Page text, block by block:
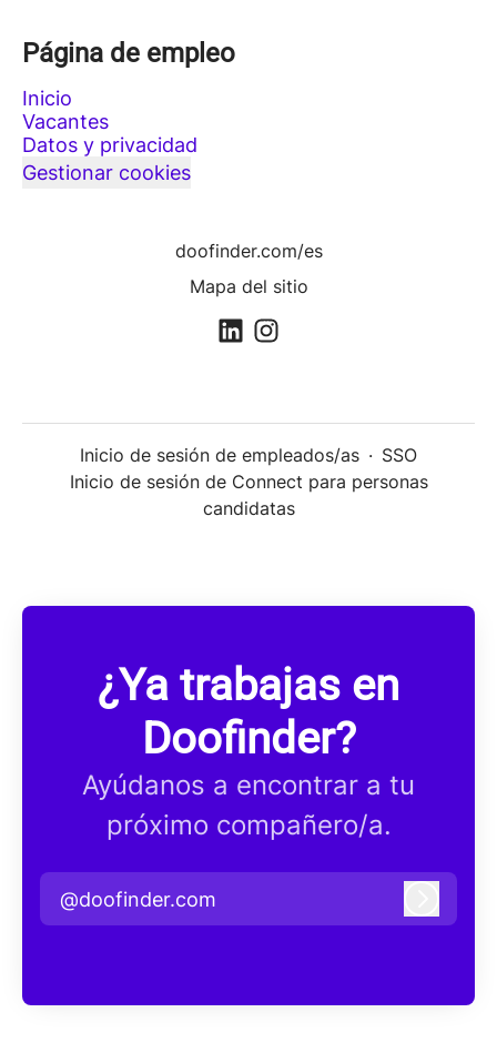
Página de empleo
Inicio
Vacantes
Datos y privacidad
Gestionar cookies
doofinder.com/es
Mapa del sitio
Inicio de sesión de empleados/as · SSO
Inicio de sesión de Connect para personas
candidatas
¿Ya trabajas en
Doofinder?
Ayúdanos a encontrar a tu
próximo compañero/a.
@doofinder.com